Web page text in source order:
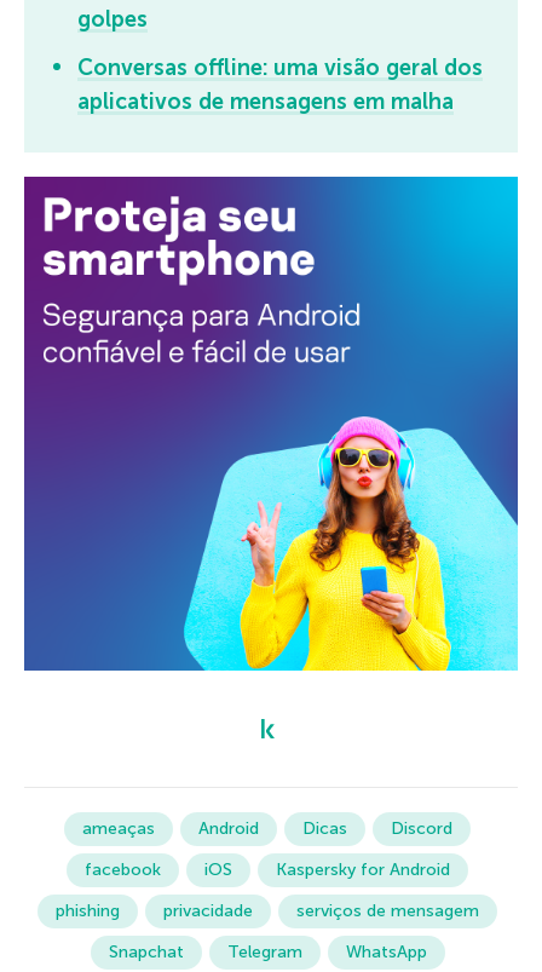
golpes
Conversas offline: uma visão geral dos
aplicativos de mensagens em malha
ameaças Android Dicas
Discord
facebook
iOS
Kaspersky for Android
phishing
privacidade
serviços de mensagem
Snapchat
Telegram WhatsApp